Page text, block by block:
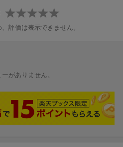
がありますが、
ないほど仕事に強さを
きノート
たテキストツール
評価は表示できません。
がありません。